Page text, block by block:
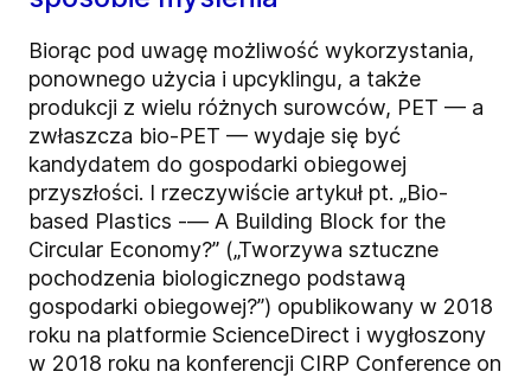
Biorąc pod uwagę możliwość wykorzystania,
ponownego użycia i upcyklingu, a także
produkcji z wielu różnych surowców, PET — a
zwłaszcza bio-PET — wydaje się być
kandydatem do gospodarki obiegowej
przyszłości. I rzeczywiście artykuł pt. „Bio-
based Plastics -— A Building Block for the
Circular Economy?” („Tworzywa sztuczne
pochodzenia biologicznego podstawą
gospodarki obiegowej?”) opublikowany w 2018
roku na platformie ScienceDirect i wygłoszony
w 2018 roku na konferencji CIRP Conference on